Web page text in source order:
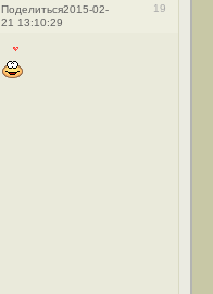
Поделиться 19
2015-02-
21 13:10:29